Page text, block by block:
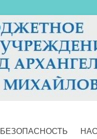
БЕЗОПАСНОСТЬ